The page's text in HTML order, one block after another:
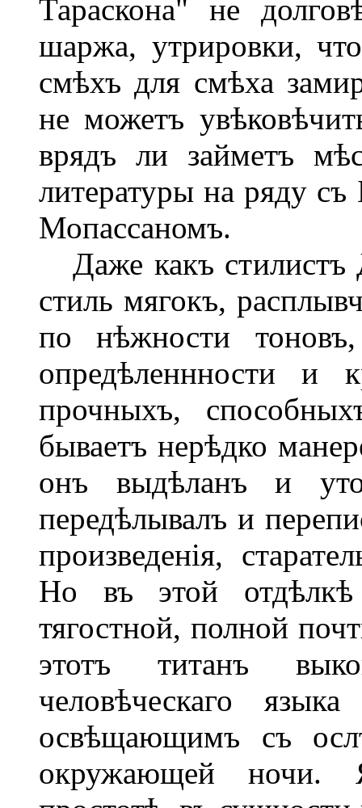
Тараскона" не
шаржа, утрировки,
смѣхъ для смѣха
не можетъ
врядъ ли займетъ
литературы на ряду
Мопассаномъ.
Даже какъ стилистъ
стиль мягокъ,
по нѣжности
опредѣленнности и
прочныхъ,
бываетъ нерѣдко
онъ выдѣланъ и
передѣлывалъ и
произведенія,
Но въ этой
тягостной, полной
этотъ титанъ
человѣческаго
освѣщающимъ съ
окружающей ночи.